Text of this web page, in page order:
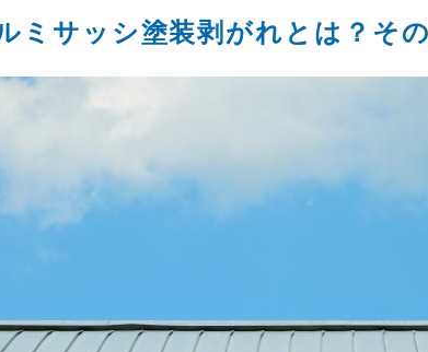
ミサッシ塗装剥がれとは？そ